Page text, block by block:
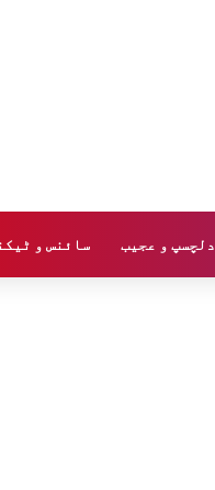
دلچسپ و عجیب سائنس و